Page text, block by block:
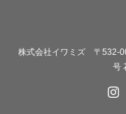
株式会社イワミズ 〒532-
号